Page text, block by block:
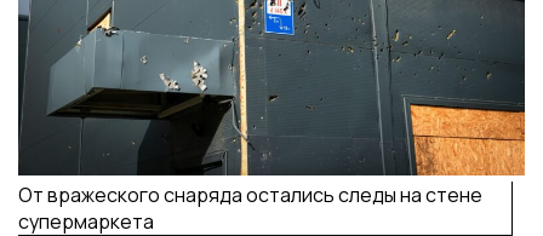
От вражеского снаряда остались следы на стене
супермаркета